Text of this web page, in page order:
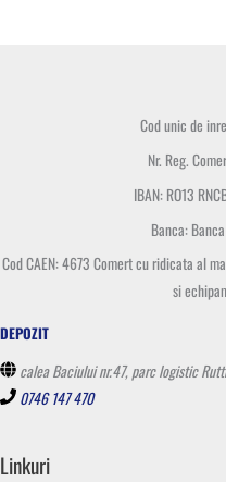
Cod unic de
Nr. Reg.
IBAN: RO13
Banca:
Cod CAEN: 4673 Comert cu ridicata al
si
DEPOZIT
calea Baciului nr.47, parc logistic
0746 147 470
Linkuri